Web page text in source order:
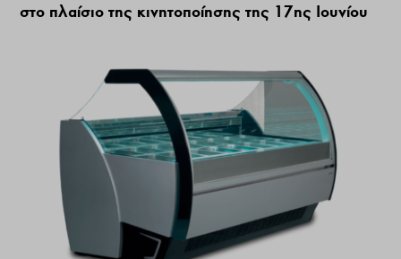
στο πλαίσιο της κινητοποίησης της 17ης Ιουνίου